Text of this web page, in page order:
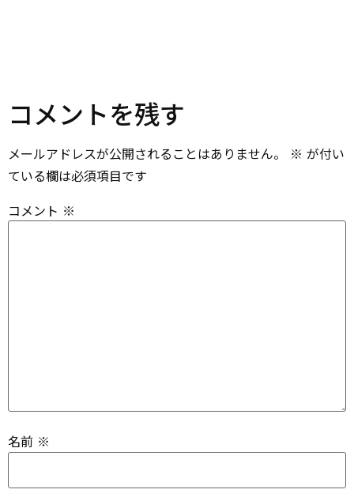
コメントを残す
メールアドレスが公開されることはありません。 ※ が付い
ている欄は必須項目です
コメント ※
名前 ※